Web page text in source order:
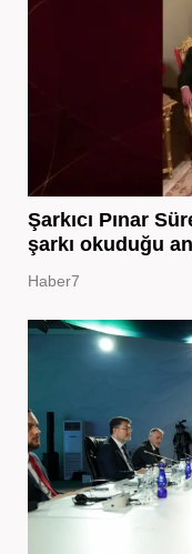
Şarkıcı Pınar
şarkı okuduğu
Haber7